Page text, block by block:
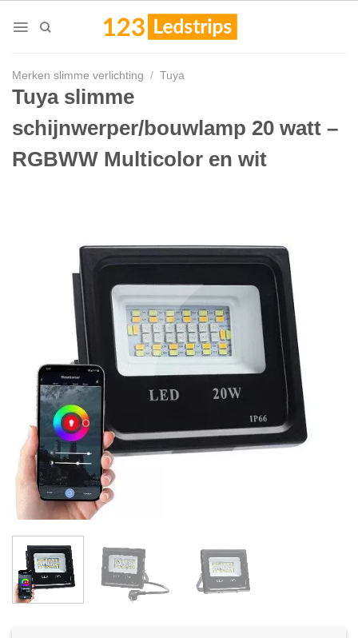
Merken slimme verlichting / Tuya
Tuya slimme
schijnwerper/bouwlamp 20 watt –
RGBWW Multicolor en wit